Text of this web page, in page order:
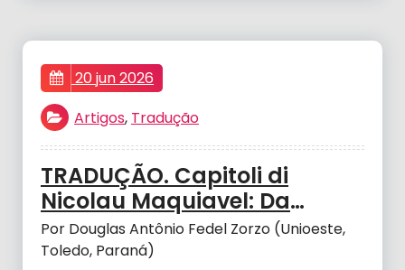
20 jun 2026
Artigos, Tradução
TRADUÇÃO. Capitoli di
Nicolau Maquiavel: Da
fortuna, Da Ingratidão e Da
Ambição.
Por Douglas Antônio Fedel Zorzo (Unioeste,
Toledo, Paraná)